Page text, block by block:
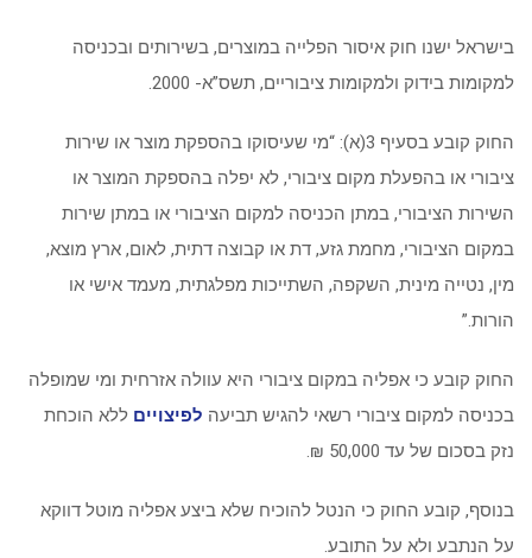
בישראל ישנו חוק איסור הפלייה במוצרים, בשירותים ובכניסה
למקומות בידוק ולמקומות ציבוריים, תשס”א- 2000.
החוק קובע בסעיף 3(א): “מי שעיסוקו בהספקת מוצר או שירות
ציבורי או בהפעלת מקום ציבורי, לא יפלה בהספקת המוצר או
השירות הציבורי, במתן הכניסה למקום הציבורי או במתן שירות
במקום הציבורי, מחמת גזע, דת או קבוצה דתית, לאום, ארץ מוצא,
מין, נטייה מינית, השקפה, השתייכות מפלגתית, מעמד אישי או
הורות.”
החוק קובע כי אפליה במקום ציבורי היא עוולה אזרחית ומי שמופלה
בכניסה למקום ציבורי רשאי להגיש תביעה לפיצויים ללא הוכחת
נזק בסכום של עד 50,000 ₪.
בנוסף, קובע החוק כי הנטל להוכיח שלא ביצע אפליה מוטל דווקא
על הנתבע ולא על התובע.